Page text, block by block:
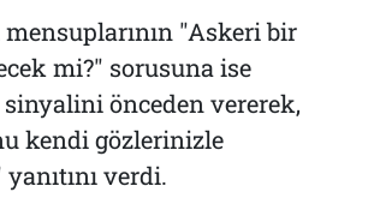
mensuplarının "Askeri bir
mi?" sorusuna ise
önceden vererek,
kendi gözlerinizle
yanıtını verdi.